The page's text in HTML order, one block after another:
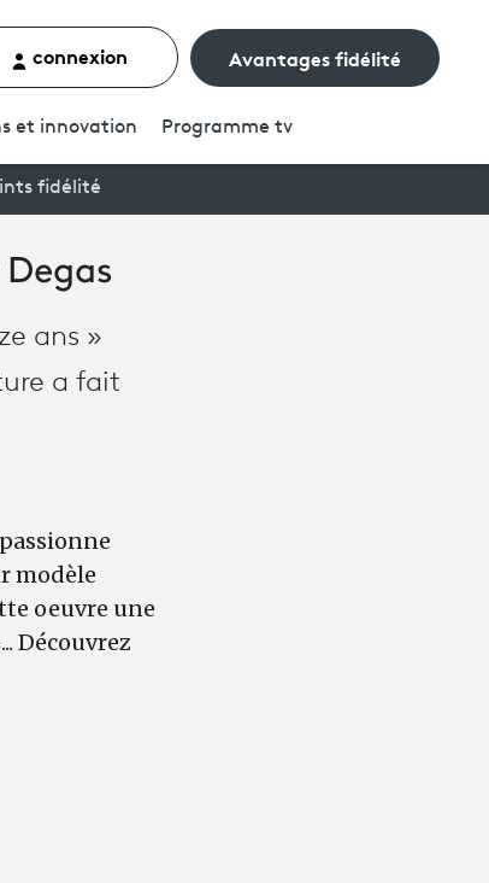
un contenu
connexion Avantages fidélité
et innovation Programme tv
fidélité
ans »
a fait
modèle
oeuvre une
Découvrez